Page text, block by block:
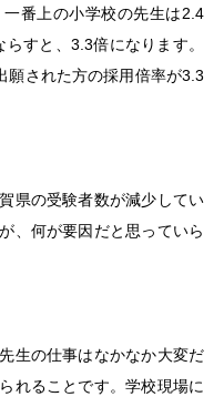
番上の小学校の先生は2.4
すと、3.3倍になります。
願された方の採用倍率が3.3
県の受験者数が減少してい
、何が要因だと思っていら
生の仕事はなかなか大変だ
れることです。学校現場に